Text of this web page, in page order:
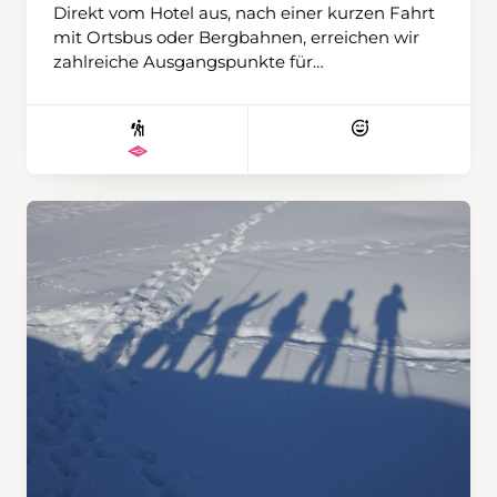
Direkt vom Hotel aus, nach einer kurzen Fahrt
mit Ortsbus oder Bergbahnen, erreichen wir
zahlreiche Ausgangspunkte für
Unternehmung – es ist für alle etwas dabei.
Ziele wie die Tschentenalp, die Tour vom
längere Runden laden zum Entdecken ein.
Den besonders Ambitionierten gelingt
vielleicht sogar der eine oder andere Gipfel mit
klangvollen Namen wie Bunderspitz,
Ammertespitz oder Tschingellochtighore. Wir
wohnen im persönlich geführten und
traditionsreichen Hotel Hari im Schlegeli mit
Halbpension, reichhaltigem Frühstück, 4-